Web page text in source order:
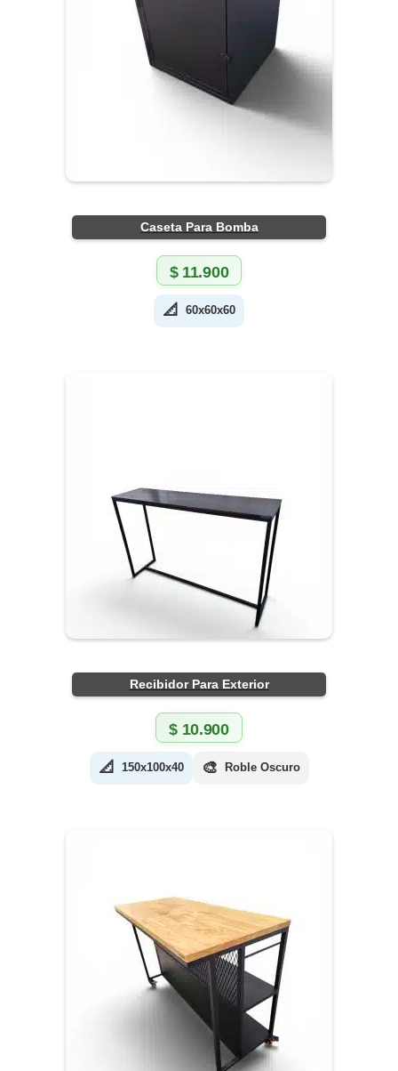
Caseta Para Bomba
$11.900
📐 60x60x60
Recibidor Para Exterior
$10.900
📐 150x100x40 🎨 Roble Oscuro